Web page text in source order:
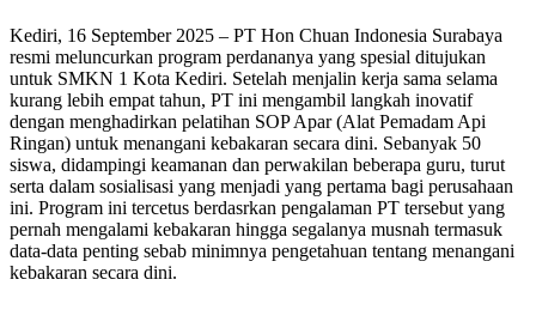
Kediri, 16 September 2025 – PT Hon Chuan Indonesia Surabaya
resmi meluncurkan program perdananya yang spesial ditujukan
untuk SMKN 1 Kota Kediri. Setelah menjalin kerja sama selama
kurang lebih empat tahun, PT ini mengambil langkah inovatif
dengan menghadirkan pelatihan SOP Apar (Alat Pemadam Api
Ringan) untuk menangani kebakaran secara dini. Sebanyak 50
siswa, didampingi keamanan dan perwakilan beberapa guru, turut
serta dalam sosialisasi yang menjadi yang pertama bagi perusahaan
ini. Program ini tercetus berdasrkan pengalaman PT tersebut yang
pernah mengalami kebakaran hingga segalanya musnah termasuk
data-data penting sebab minimnya pengetahuan tentang menangani
kebakaran secara dini.